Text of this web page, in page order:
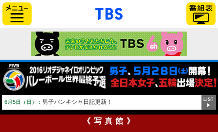
「TBSテレビ」トップページ
6月5日（日）： 男子バンキシャ日記更新！
LIST
▶
《写真館》